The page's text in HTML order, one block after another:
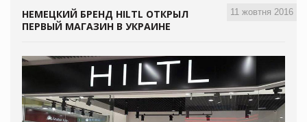
11 жовтня 2016
НЕМЕЦКИЙ БРЕНД HILTL ОТКРЫЛ
ПЕРВЫЙ МАГАЗИН В УКРАИНЕ